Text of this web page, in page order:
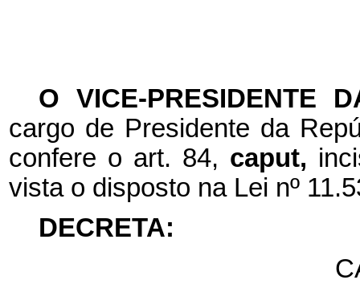
O VICE-PRESIDENTE
cargo de Presidente da
confere o art. 84, caput,
vista o disposto na Lei nº
DECRETA: